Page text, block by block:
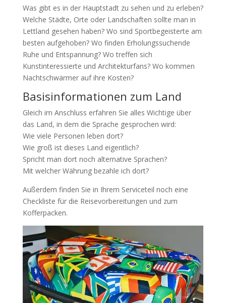
Was gibt es in der Hauptstadt zu sehen und zu erleben?
Welche Städte, Orte oder Landschaften sollte man in
Lettland gesehen haben? Wo sind Sportbegeisterte am
besten aufgehoben? Wo finden Erholungssuchende
Ruhe und Entspannung? Wo treffen sich
Kunstinteressierte und Architekturfans? Wo kommen
Nachtschwärmer auf ihre Kosten?
Basisinformationen zum Land
Gleich im Anschluss erfahren Sie alles Wichtige über
das Land, in dem die Sprache gesprochen wird:
Wie viele Personen leben dort?
Wie groß ist dieses Land eigentlich?
Spricht man dort noch alternative Sprachen?
Mit welcher Währung bezahle ich dort?
Außerdem finden Sie in Ihrem Serviceteil noch eine
Checkliste für die Reisevorbereitungen und zum
Kofferpacken.